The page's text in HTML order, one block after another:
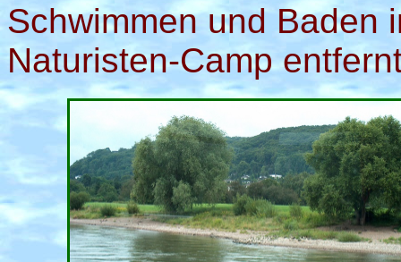
Schwimmen und Baden
Naturisten-Camp